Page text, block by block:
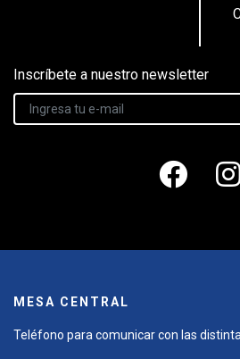
Inscríbete a nuestro newsletter
MESA CENTRAL
Teléfono para comunicar con las